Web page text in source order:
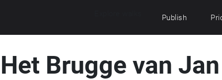
Publish
Het Brugge van